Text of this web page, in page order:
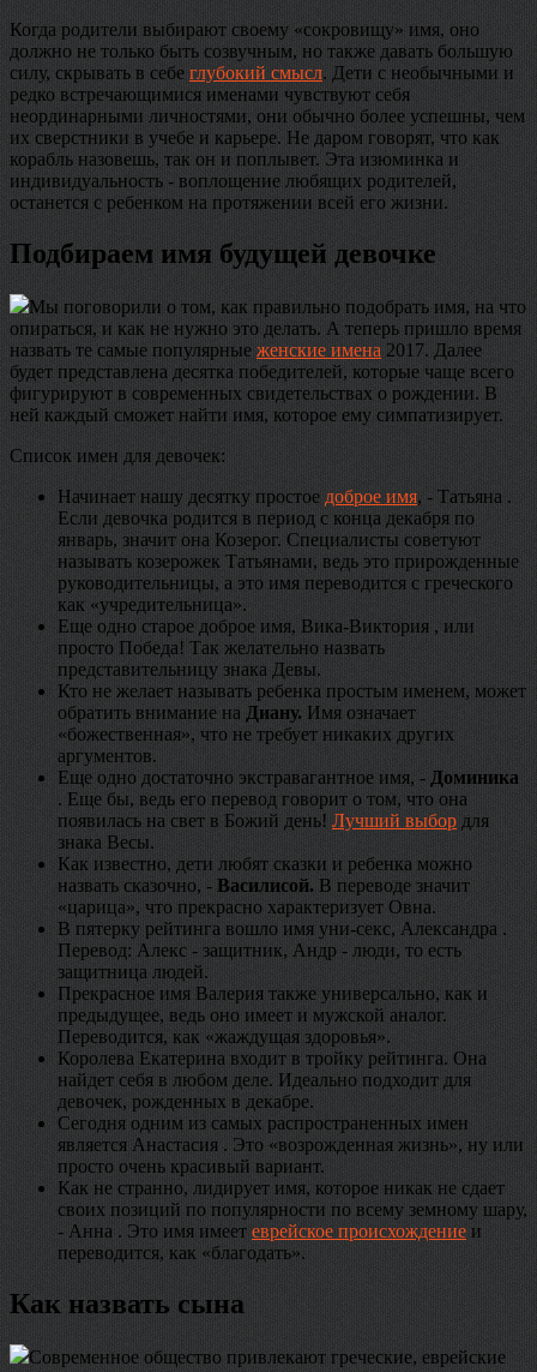
Когда родители выбирают своему «сокровищу» имя, оно
должно не только быть созвучным, но также давать большую
силу, скрывать в себе глубокий смысл. Дети с необычными и
редко встречающимися именами чувствуют себя
неординарными личностями, они обычно более успешны, чем
их сверстники в учебе и карьере. Не даром говорят, что как
корабль назовешь, так он и поплывет. Эта изюминка и
индивидуальность - воплощение любящих родителей,
останется с ребенком на протяжении всей его жизни.
Подбираем имя будущей девочке
Мы поговорили о том, как правильно подобрать имя, на что
опираться, и как не нужно это делать. А теперь пришло время
назвать те самые популярные женские имена 2017. Далее
будет представлена десятка победителей, которые чаще всего
фигурируют в современных свидетельствах о рождении. В
ней каждый сможет найти имя, которое ему симпатизирует.
Список имен для девочек:
Начинает нашу десятку простое доброе имя, - Татьяна .
Если девочка родится в период с конца декабря по
январь, значит она Козерог. Специалисты советуют
называть козерожек Татьянами, ведь это прирожденные
руководительницы, а это имя переводится с греческого
как «учредительница».
Еще одно старое доброе имя, Вика-Виктория , или
просто Победа! Так желательно назвать
представительницу знака Девы.
Кто не желает называть ребенка простым именем, может
обратить внимание на Диану. Имя означает
«божественная», что не требует никаких других
аргументов.
Еще одно достаточно экстравагантное имя, - Доминика
. Еще бы, ведь его перевод говорит о том, что она
появилась на свет в Божий день! Лучший выбор для
знака Весы.
Как известно, дети любят сказки и ребенка можно
назвать сказочно, - Василисой. В переводе значит
«царица», что прекрасно характеризует Овна.
В пятерку рейтинга вошло имя уни-секс, Александра .
Перевод: Алекс - защитник, Андр - люди, то есть
защитница людей.
Прекрасное имя Валерия также универсально, как и
предыдущее, ведь оно имеет и мужской аналог.
Переводится, как «жаждущая здоровья».
Королева Екатерина входит в тройку рейтинга. Она
найдет себя в любом деле. Идеально подходит для
девочек, рожденных в декабре.
Сегодня одним из самых распространенных имен
является Анастасия . Это «возрожденная жизнь», ну или
просто очень красивый вариант.
Как не странно, лидирует имя, которое никак не сдает
своих позиций по популярности по всему земному шару,
- Анна . Это имя имеет еврейское происхождение и
переводится, как «благодать».
Как назвать сына
Современное общество привлекают греческие, еврейские